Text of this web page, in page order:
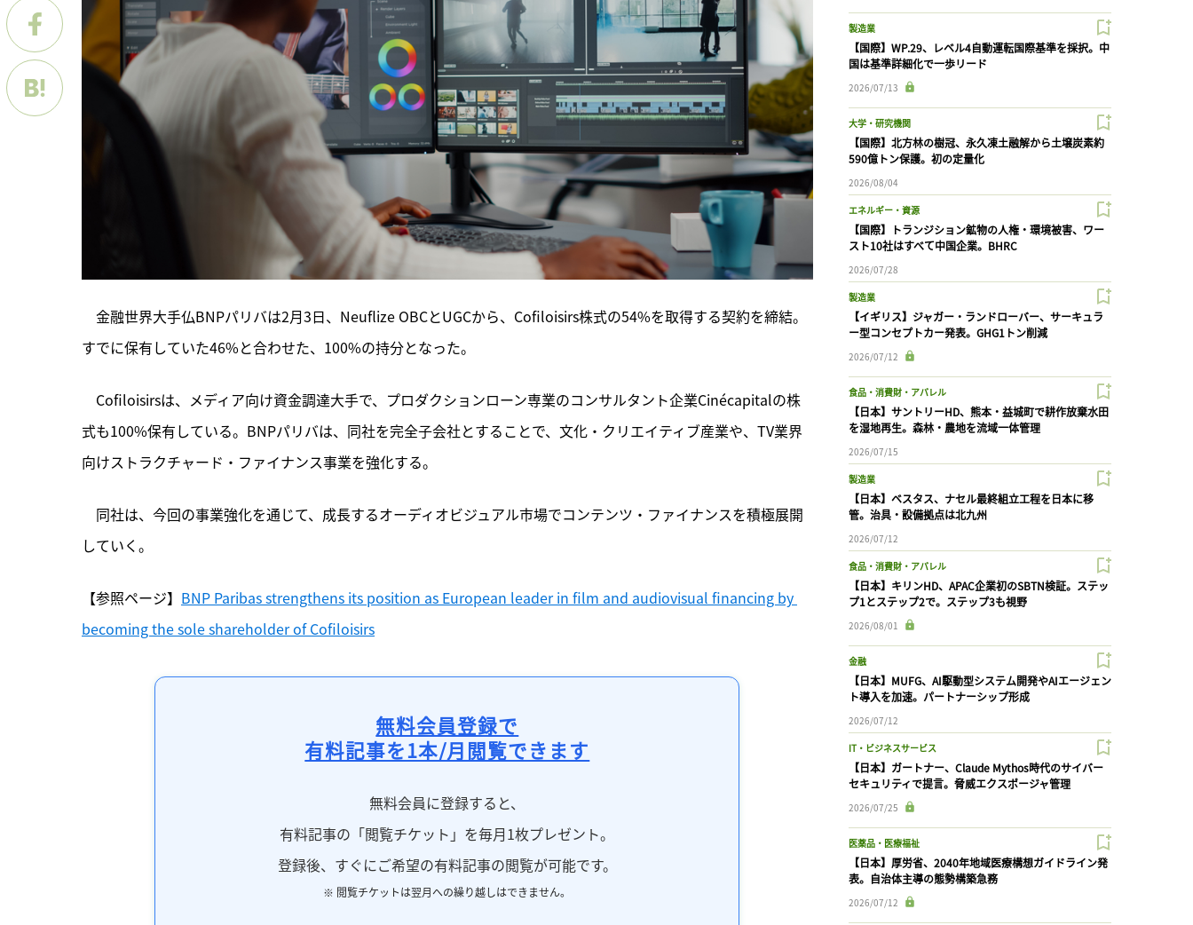
金融世界大手仏BNPパリバは2月3日、Neuflize OBCとUGCから、Cofiloisirs株式の54%を取得する契約を締結。
すでに保有していた46%と合わせた、100%の持分となった。
Cofiloisirsは、
メディア向け資金調達大手で、プロダクションローン専業のコンサルタント企業Cinécapitalの株
式も100%保有している。BNPパリバは、同社を完全子会社とすることで、文化・クリエイティブ産業や、TV業界
向けストラクチャード・ファイナンス事業を強化する。
同社は、今回の事業強化を通じて、成長するオーディオビジュアル市場でコンテンツ・ファイナンスを積極展開
していく。
【参照ページ】 BNP Paribas strengthens its position as European leader in film and audiovisual financing by
becoming the sole shareholder of Cofiloisirs
無料会員登録で
有料記事を1本/月閲覧できます
無料会員に登録すると、
有料記事の「閲覧チケット」を毎月1枚プレゼント。
登録後、すぐにご希望の有料記事の閲覧が可能です。
※ 閲覧チケットは翌月への繰り越しはできません。
製造業
【国際】WP.29、レベル4自動運転国際基準を採択。中
国は基準詳細化で一歩リード
2026/07/13
大学・研究機関
【国際】北方林の樹冠、永久凍土融解から土壌炭素約
590億トン保護。初の定量化
2026/08/04
エネルギー・資源
【国際】トランジション鉱物の人権・環境被害、ワー
スト10社はすべて中国企業。BHRC
2026/07/28
製造業
【イギリス】ジャガー・ランドローバー、サーキュラ
ー型コンセプトカー発表。GHG1トン削減
2026/07/12
食品・消費財・アパレル
【日本】サントリーHD、熊本・益城町で耕作放棄水田
を湿地再生。森林・農地を流域一体管理
2026/07/15
製造業
【日本】ベスタス、ナセル最終組立工程を日本に移
管。治具・設備拠点は北九州
2026/07/12
食品・消費財・アパレル
【日本】キリンHD、APAC企業初のSBTN検証。ステッ
プ1とステップ2で。ステップ3も視野
2026/08/01
金融
【日本】MUFG、AI駆動型システム開発やAIエージェン
ト導入を加速。パートナーシップ形成
2026/07/12
IT・ビジネスサービス
【日本】ガートナー、Claude Mythos時代のサイバー
セキュリティで提言。脅威エクスポージャ管理
2026/07/25
医薬品・医療福祉
【日本】厚労省、2040年地域医療構想ガイドライン発
表。自治体主導の態勢構築急務
2026/07/12